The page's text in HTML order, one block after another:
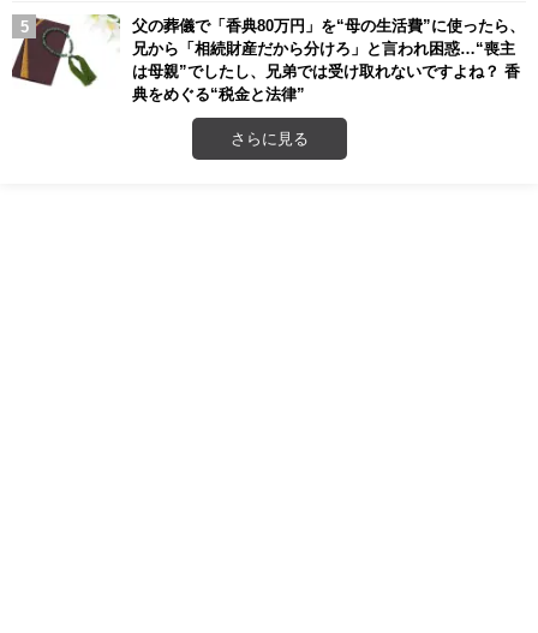
父の葬儀で「香典80万円」を“母の生活費”に使ったら、
兄から「相続財産だから分けろ」と言われ困惑…“喪主
は母親”でしたし、兄弟では受け取れないですよね？ 香
典をめぐる“税金と法律”
さらに見る